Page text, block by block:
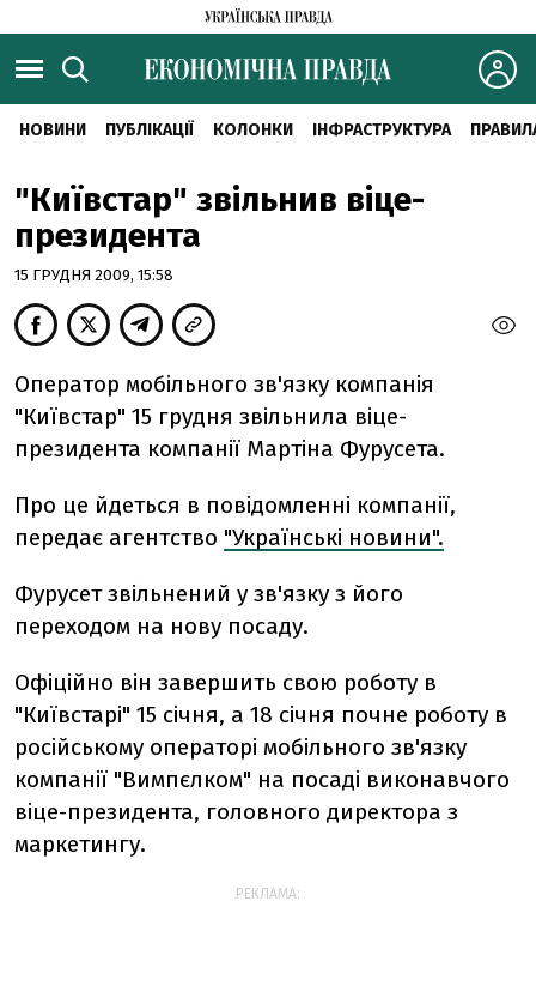
НОВИНИ ПУБЛІКАЦІЇ КОЛОНКИ ІНФРАСТРУКТУРА
"Київстар" звільнив віце-
президента
15 ГРУДНЯ 2009, 15:58
Оператор мобільного зв'язку компанія
"Київстар" 15 грудня звільнила віце-
президента компанії Мартіна Фурусета.
Про це йдеться в повідомленні компанії,
передає агентство "Українські новини".
Фурусет звільнений у зв'язку з його
переходом на нову посаду.
Офіційно він завершить свою роботу в
"Київстарі" 15 січня, а 18 січня почне роботу в
російському операторі мобільного зв'язку
компанії "Вимпєлком" на посаді виконавчого
віце-президента, головного директора з
маркетингу.
РЕКЛАМА: